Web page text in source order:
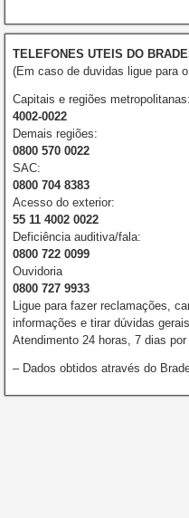
TELEFONES UTEIS DO
(Em caso de duvidas ligue para
Capitais e regiões metropolitanas:
4002-0022
Demais regiões:
0800 570 0022
SAC:
0800 704 8383
Acesso do exterior:
55 11 4002 0022
Deficiência auditiva/fala:
0800 722 0099
Ouvidoria
0800 727 9933
Ligue para fazer reclamações,
informações e tirar dúvidas
Atendimento 24 horas, 7 dias por
– Dados obtidos através do